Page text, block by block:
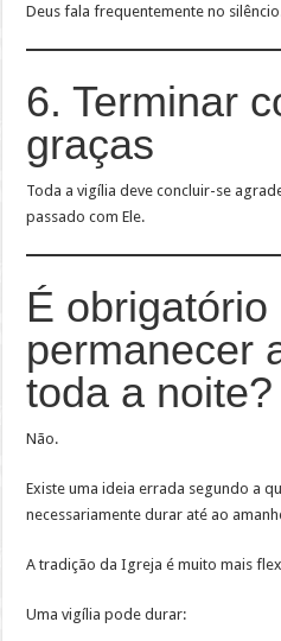
Deus fala frequentemente no
6. Terminar
graças
Toda a vigília deve concluir-se
passado com Ele.
É obrigatório
permanecer
toda a noite?
Não.
Existe uma ideia errada segundo a
necessariamente durar até ao
A tradição da Igreja é muito mais
Uma vigília pode durar: